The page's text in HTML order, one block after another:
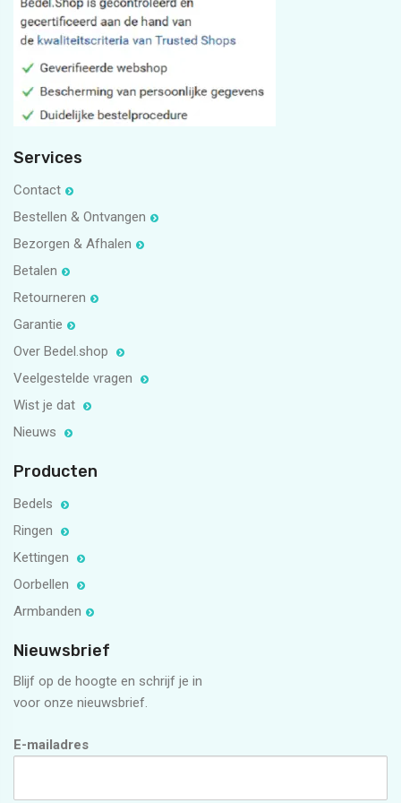
#bedelpuntshop
5
Services
Contact
Bestellen & Ontvangen
Bezorgen & Afhalen
Betalen
Retourneren
Garantie
Over Bedel.shop
Veelgestelde vragen
Wist je dat
Nieuws
Producten
Bedels
Ringen
Kettingen
Oorbellen
Armbanden
Nieuwsbrief
Blijf op de hoogte en schrijf je in
voor onze nieuwsbrief.
E-mailadres